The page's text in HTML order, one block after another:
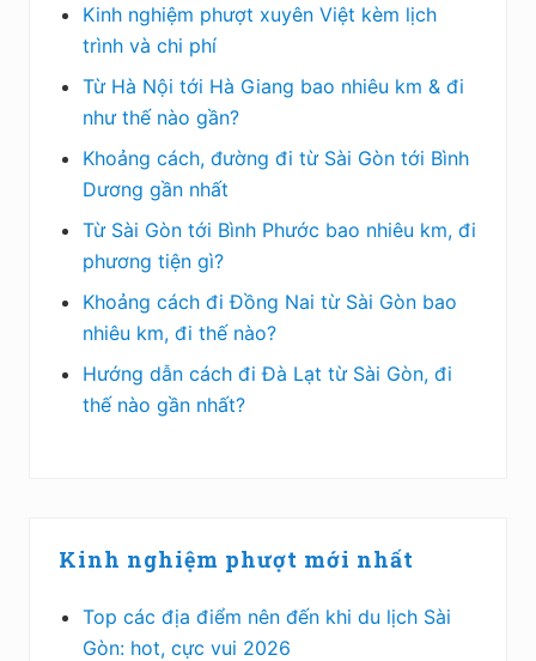
Kinh nghiệm phượt xuyên Việt kèm lịch
trình và chi phí
Từ Hà Nội tới Hà Giang bao nhiêu km & đi
như thế nào gần?
Khoảng cách, đường đi từ Sài Gòn tới Bình
Dương gần nhất
Từ Sài Gòn tới Bình Phước bao nhiêu km, đi
phương tiện gì?
Khoảng cách đi Đồng Nai từ Sài Gòn bao
nhiêu km, đi thế nào?
Hướng dẫn cách đi Đà Lạt từ Sài Gòn, đi
thế nào gần nhất?
Kinh nghiệm phượt mới nhất
Top các địa điểm nên đến khi du lịch Sài
Gòn: hot, cực vui 2026